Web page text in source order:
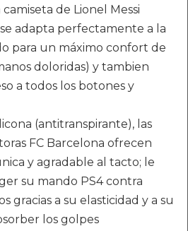
camiseta de Lionel Messi
adapta perfectamente a la
para un máximo confort de
doloridas) y tambien
a todos los botones y
(antitranspirante), las
FC Barcelona ofrecen
y agradable al tacto; le
su mando PS4 contra
gracias a su elasticidad y a su
los golpes